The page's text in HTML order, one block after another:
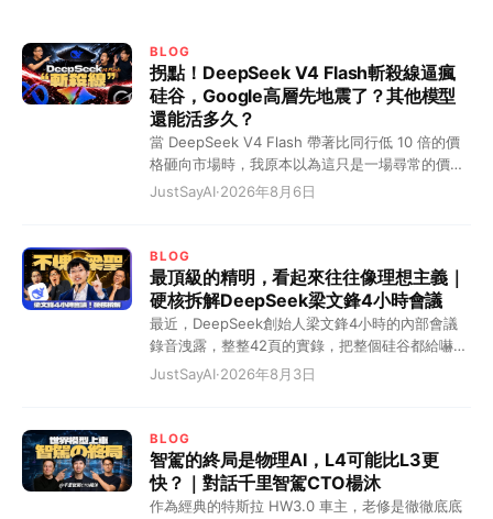
BLOG
拐點！DeepSeek V4 Flash斬殺線逼瘋
硅谷，Google高層先地震了？其他模型
還能活多久？
當 DeepSeek V4 Flash 帶著比同行低 10 倍的價
格砸向市場時，我原本以為這只是一場尋常的價格
戰。但我錯了，這根本不是什麼商業內卷，而是一
暴？你這麼理解吧，這就相當於一件原本在美國賣
10 塊美金的貨，現在被中國企業硬生生幹到了 10
塊錢人民幣！硬是把大模型幹出了拼多多的氣質。
這怎麼玩？那些定價高高在上的模型，瞬間全成了
智商稅。 這就好比現在的中國電車市場。以前你要
萬的國產電車直接給你拉滿。結果呢？BBA 銷量狂
就跟當年呂布轅門射戟一樣，我這一箭射在這兒
了，斬殺線以下的這幫公司，你們掂量掂量自己，
到底還要不要幹這事？這才是真正的降維打擊！這
JustSayAI·2026年8月6日
BLOG
最頂級的精明，看起來往往像理想主義｜
硬核拆解DeepSeek梁文鋒4小時會議
最近，DeepSeek創始人梁文鋒4小時的內部會議
錄音洩露，整整42頁的實錄，把整個硅谷都給嚇慘
了。 全網都在瘋狂造神，一口一個“梁聖”叫著，說
個月回本的恐怖算計，AI界的農夫山泉 看硅谷那幫
搞大模型的，有幾個敢承認自己能賺錢的？梁聖彷
彿在說：奧兄，我不是針對你，我是說在座的所有
人都是垃圾！ 全網都在驚呼梁文鋒是“賽博聖人”，
JustSayAI·2026年8月3日
BLOG
智駕的終局是物理AI，L4可能比L3更
快？｜對話千里智駕CTO楊沐
作為經典的特斯拉 HW3.0 車主，老修是徹徹底底